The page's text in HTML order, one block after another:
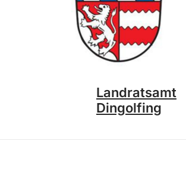
Landratsamt
Dingolfing